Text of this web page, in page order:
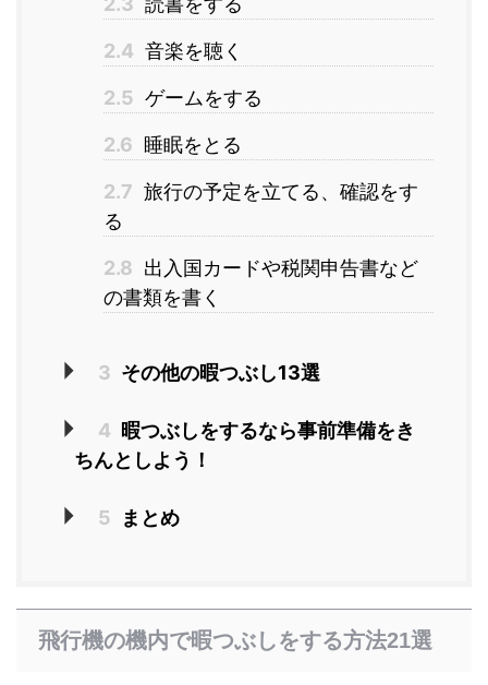
2.4 音楽を聴く
2.5 ゲームをする
2.6 睡眠をとる
2.7 旅行の予定を立てる、確認をす
る
2.8 出入国カードや税関申告書など
の書類を書く
3 その他の暇つぶし13選
4 暇つぶしをするなら事前準備をき
ちんとしよう！
5 まとめ
飛行機の機内で暇つぶしをする方法21選